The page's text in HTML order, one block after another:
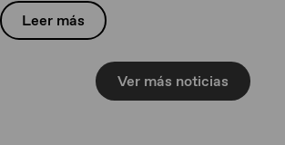
Leer más
Ver más noticias